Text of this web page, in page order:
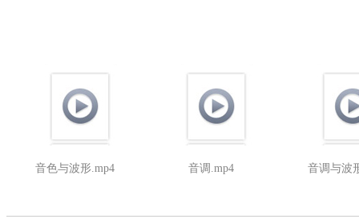
音色与波形.mp4 音调.mp4 音调与波